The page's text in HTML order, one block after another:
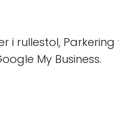
i rullestol,
My Business.